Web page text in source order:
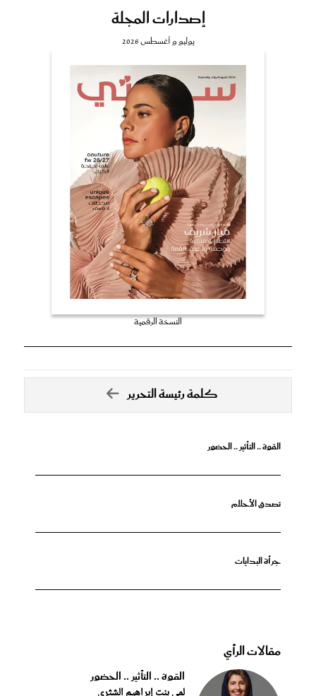
إصدارات المجلة
يوليو و أغسطس 2026
النسخة الرقمية
كلمة رئيسة التحرير
القوة .. التأثير .. الحضور
تصدق الأحلام
جرأة البدايات
مقالات الرأي
القوة .. التأثير .. الحضور